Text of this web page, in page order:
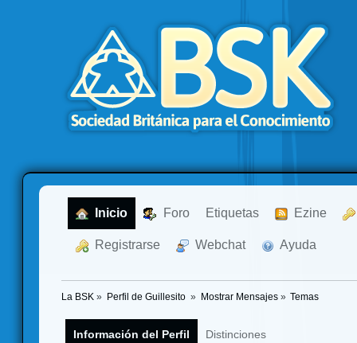
Inicio Foro Etiquetas Ezine
Registrarse Webchat Ayuda
La BSK » Perfil de Guillesito » Mostrar Mensajes» Temas
Información del Perfil Distinciones